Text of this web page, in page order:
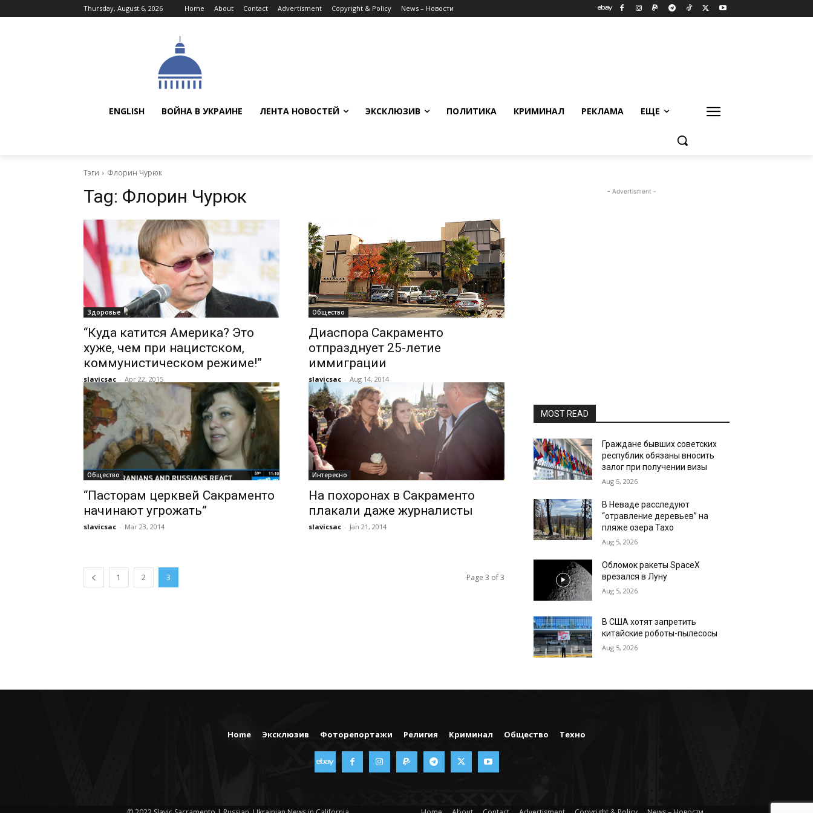
Thursday, August 6, 2026 Home About Contact Advertisment Copyright & Policy News – Новости
ENGLISH ВОЙНА В УКРАИНЕ ЛЕНТА НОВОСТЕЙ ЭКСКЛЮЗИВ ПОЛИТИКА КРИМИНАЛ РЕКЛАМА ЕЩЕ
Тэги Флорин Чурюк
Tag: Флорин Чурюк
Здоровье
“Куда катится Америка? Это
хуже, чем при нацистском,
коммунистическом режиме!”
slavicsac - Apr 22, 2015
Общество
Диаспора Сакраменто
отпразднует 25-летие
иммиграции
slavicsac - Aug 14, 2014
Общество
“Пасторам церквей Сакраменто
начинают угрожать”
slavicsac - Mar 23, 2014
Интересно
На похоронах в Сакраменто
плакали даже журналисты
slavicsac - Jan 21, 2014
1 2 3 Page 3 of 3
- Advertisment -
MOST READ
Граждане бывших советских
республик обязаны вносить
залог при получении визы
Aug 5, 2026
В Неваде расследуют
“отравление деревьев” на
пляже озера Тахо
Aug 5, 2026
Обломок ракеты SpaceX
врезался в Луну
Aug 5, 2026
В США хотят запретить
китайские роботы-пылесосы
Aug 5, 2026
Home Эксклюзив Фоторепортажи Религия Криминал Общество Техно